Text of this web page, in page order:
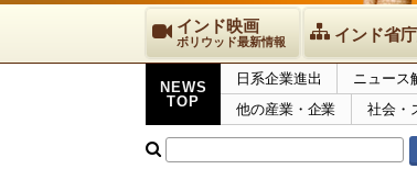
インド映画
ボリウッド最新情報 インド省
NEWS
TOP
日系企業進出 ニュース
他の産業・企業
社会・